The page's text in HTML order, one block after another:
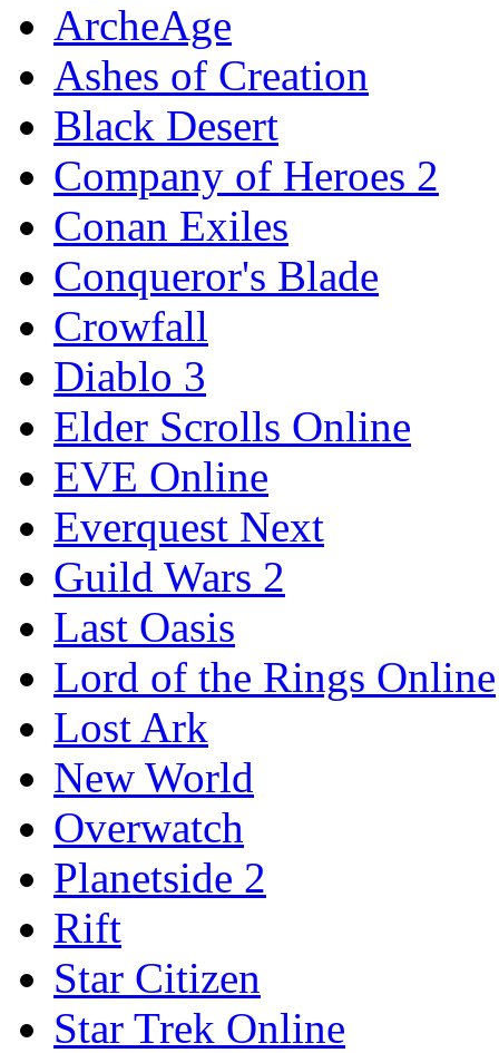
ArcheAge
Ashes of Creation
Black Desert
Company of Heroes 2
Conan Exiles
Conqueror's Blade
Crowfall
Diablo 3
Elder Scrolls Online
EVE Online
Everquest Next
Guild Wars 2
Last Oasis
Lord of the Rings Online
Lost Ark
New World
Overwatch
Planetside 2
Rift
Star Citizen
Star Trek Online